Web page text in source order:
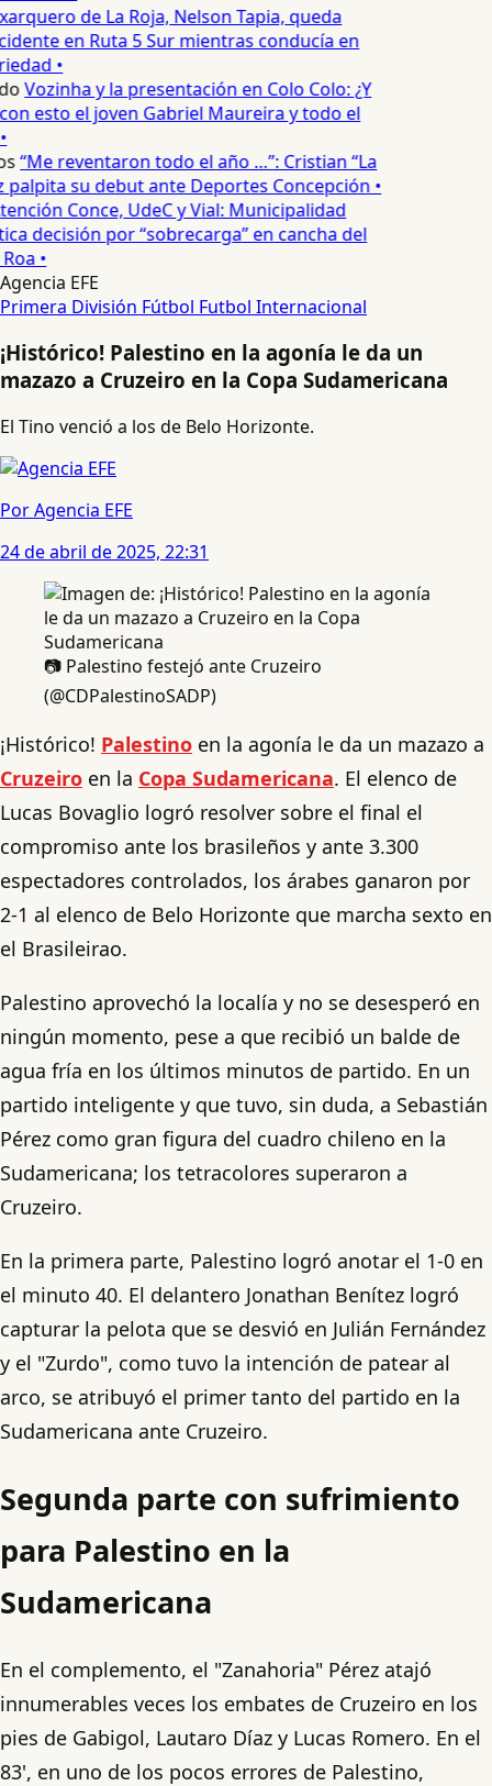
de La Roja, Nelson Tapia, queda
en Ruta 5 Sur mientras conducía en
•
Vozinha y la presentación en Colo Colo: ¿Y
esto el joven Gabriel Maureira y todo el
“Me reventaron todo el año …”: Cristian “La
su debut ante Deportes Concepción •
Conce, UdeC y Vial: Municipalidad
decisión por “sobrecarga” en cancha del
•
Agencia EFE
Primera División Fútbol Futbol Internacional
¡Histórico! Palestino en la agonía le da un
mazazo a Cruzeiro en la Copa Sudamericana
El Tino venció a los de Belo Horizonte.
Por Agencia EFE
24 de abril de 2025, 22:31
📷 Palestino festejó ante Cruzeiro
(@CDPalestinoSADP)
¡Histórico! Palestino en la agonía le da un mazazo a
Cruzeiro en la Copa Sudamericana. El elenco de
Lucas Bovaglio logró resolver sobre el final el
compromiso ante los brasileños y ante 3.300
espectadores controlados, los árabes ganaron por
2-1 al elenco de Belo Horizonte que marcha sexto en
el Brasileirao.
Palestino aprovechó la localía y no se desesperó en
ningún momento, pese a que recibió un balde de
agua fría en los últimos minutos de partido. En un
partido inteligente y que tuvo, sin duda, a Sebastián
Pérez como gran figura del cuadro chileno en la
Sudamericana; los tetracolores superaron a
Cruzeiro.
En la primera parte, Palestino logró anotar el 1-0 en
el minuto 40. El delantero Jonathan Benítez logró
capturar la pelota que se desvió en Julián Fernández
y el "Zurdo", como tuvo la intención de patear al
arco, se atribuyó el primer tanto del partido en la
Sudamericana ante Cruzeiro.
Segunda parte con sufrimiento
para Palestino en la
Sudamericana
En el complemento, el "Zanahoria" Pérez atajó
innumerables veces los embates de Cruzeiro en los
pies de Gabigol, Lautaro Díaz y Lucas Romero. En el
83', en uno de los pocos errores de Palestino,